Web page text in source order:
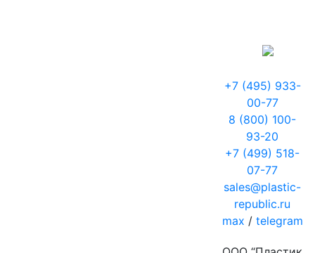
+7 (495) 933-
00-77
8 (800) 100-
93-20
+7 (499) 518-
07-77
sales@plastic-
republic.ru
max / telegram